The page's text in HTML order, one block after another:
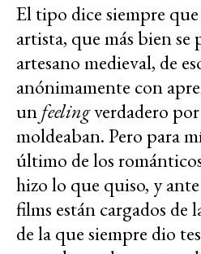
El tipo dice siempre
artista, que más bien se
artesano medieval, de
anónimamente con
unfeelingverdadero
moldeaban. Pero para
último de los
hizo lo que quiso, y
films están cargados de
de la que siempre dio